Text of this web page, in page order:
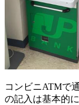
コンビニATMで
の記入は基本的